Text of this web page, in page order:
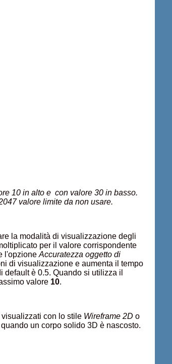
10 in alto e con valore 30 in basso.
valore limite da non usare.
la modalità di visualizzazione degli
per il valore corrispondente
l'opzione Accuratezza oggetto di
di visualizzazione e aumenta il tempo
è 0.5. Quando si utilizza il
valore 10.
con lo stile Wireframe 2D o
un corpo solido 3D è nascosto.